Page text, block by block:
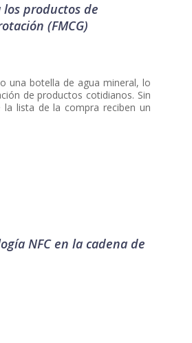
productos de
(FMCG)
una botella de agua mineral, lo
de productos cotidianos. Sin
la lista de la compra reciben un
NFC en la cadena de